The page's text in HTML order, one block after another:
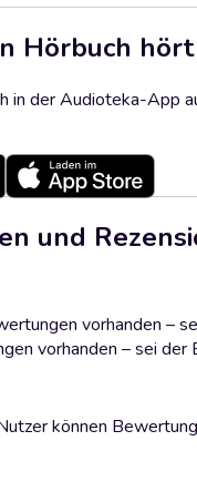
Hörbuch hört
in der Audioteka-App
und
vorhanden –
vorhanden – sei der
können